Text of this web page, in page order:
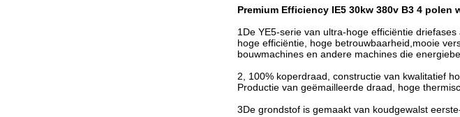
Premium Efficiency IE5 30kw 380v B3 4
1De YE5-serie van ultra-hoge efficiëntie
hoge efficiëntie, hoge betrouwbaarheid,mooie
bouwmachines en andere machines die
2, 100% koperdraad, constructie van kwalitatief
Productie van geëmailleerde draad, hoge
3De grondstof is gemaakt van koudgewalst